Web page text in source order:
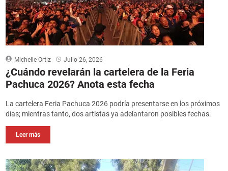
Michelle Ortiz Julio 26, 2026
¿Cuándo revelarán la cartelera de la Feria
Pachuca 2026? Anota esta fecha
La cartelera Feria Pachuca 2026 podría presentarse en los próximos
días; mientras tanto, dos artistas ya adelantaron posibles fechas.
Leer más